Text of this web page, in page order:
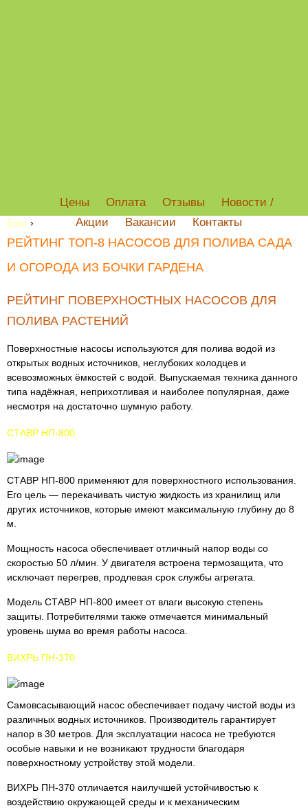
Цены Оплата Отзывы
Новости /
Акции
Вакансии Контакты
Блог ›
РЕЙТИНГ ТОП-8 НАСОСОВ ДЛЯ ПОЛИВА САДА
И ОГОРОДА ИЗ БОЧКИ ГАРДЕНА
РЕЙТИНГ ПОВЕРХНОСТНЫХ НАСОСОВ ДЛЯ
ПОЛИВА РАСТЕНИЙ
Поверхностные насосы используются для полива водой из
открытых водных источников, неглубоких колодцев и
всевозможных ёмкостей с водой. Выпускаемая техника данного
типа надёжная, неприхотливая и наиболее популярная, даже
несмотря на достаточно шумную работу.
СТАВР НП-800
СТАВР НП-800 применяют для поверхностного использования.
Его цель — перекачивать чистую жидкость из хранилищ или
других источников, которые имеют максимальную глубину до 8
м.
Мощность насоса обеспечивает отличный напор воды со
скоростью 50 л/мин. У двигателя встроена термозащита, что
исключает перегрев, продлевая срок службы агрегата.
Модель СТАВР НП-800 имеет от влаги высокую степень
защиты. Потребителями также отмечается минимальный
уровень шума во время работы насоса.
ВИХРЬ ПН-370
Самовсасывающий насос обеспечивает подачу чистой воды из
различных водных источников. Производитель гарантирует
напор в 30 метров. Для эксплуатации насоса не требуются
особые навыки и не возникают трудности благодаря
поверхностному устройству этой модели.
ВИХРЬ ПН-370 отличается наилучшей устойчивостью к
воздействию окружающей среды и к механическим